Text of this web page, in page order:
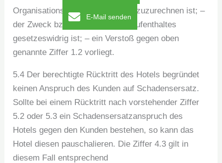
Organisationsbereich des Hotels zuzurechnen ist; –
der Zweck bzw. der Anlass des Aufenthaltes
gesetzeswidrig ist; – ein Verstoß gegen oben
genannte Ziffer 1.2 vorliegt.
5.4 Der berechtigte Rücktritt des Hotels begründet
keinen Anspruch des Kunden auf Schadensersatz.
Sollte bei einem Rücktritt nach vorstehender Ziffer
5.2 oder 5.3 ein Schadensersatzanspruch des
Hotels gegen den Kunden bestehen, so kann das
Hotel diesen pauschalieren. Die Ziffer 4.3 gilt in
diesem Fall entsprechend
E-Mail senden